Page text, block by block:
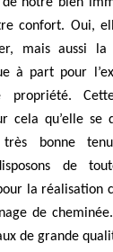
confort. Oui,
mais aussi
à part pour
propriété.
cela qu’elle se
bonne
de
la réalisation
de
de grande